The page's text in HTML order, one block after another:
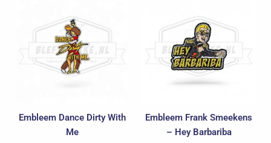
Embleem Dance Dirty With
Me
Embleem Frank Smeekens
– Hey Barbariba